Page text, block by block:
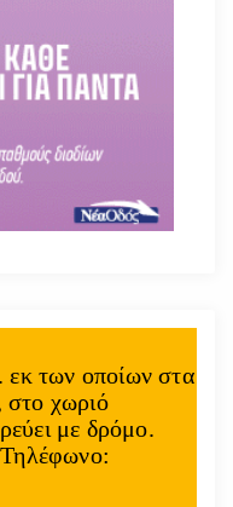
εκ των οποίων στα
στο χωριό
με δρόμο.